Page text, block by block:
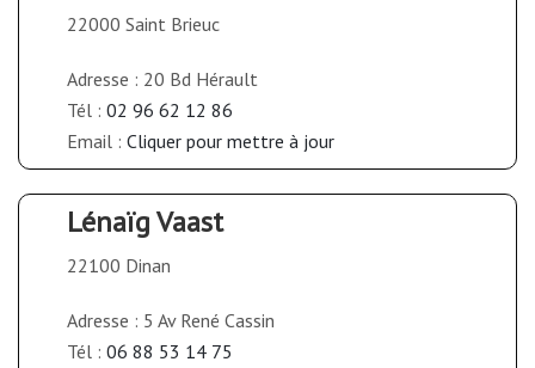
22000 Saint Brieuc
Adresse : 20 Bd Hérault
Tél : 02 96 62 12 86
Email : Cliquer pour mettre à jour
Lénaïg Vaast
22100 Dinan
Adresse : 5 Av René Cassin
Tél : 06 88 53 14 75